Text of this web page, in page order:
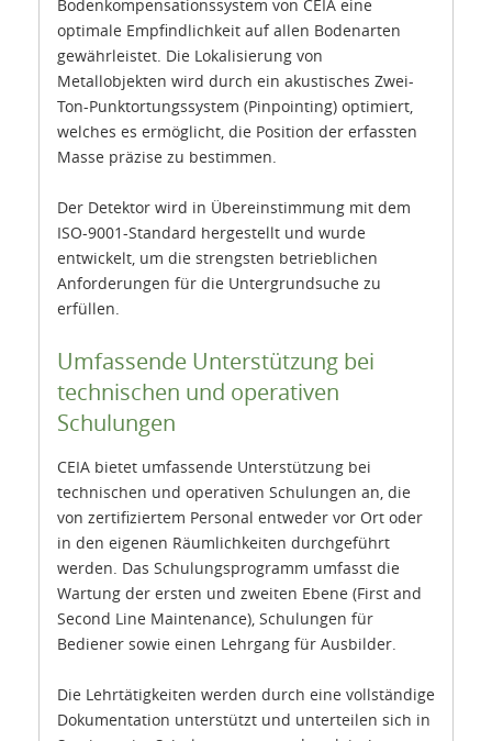
Bodenkompensationssystem von CEIA eine
optimale Empfindlichkeit auf allen Bodenarten
gewährleistet. Die Lokalisierung von
Metallobjekten wird durch ein akustisches Zwei-
Ton-Punktortungssystem (Pinpointing) optimiert,
welches es ermöglicht, die Position der erfassten
Masse präzise zu bestimmen.
Der Detektor wird in Übereinstimmung mit dem
ISO-9001-Standard hergestellt und wurde
entwickelt, um die strengsten betrieblichen
Anforderungen für die Untergrundsuche zu
erfüllen.
Umfassende Unterstützung bei
technischen und operativen
Schulungen
CEIA bietet umfassende Unterstützung bei
technischen und operativen Schulungen an, die
von zertifiziertem Personal entweder vor Ort oder
in den eigenen Räumlichkeiten durchgeführt
werden. Das Schulungsprogramm umfasst die
Wartung der ersten und zweiten Ebene (First and
Second Line Maintenance), Schulungen für
Bediener sowie einen Lehrgang für Ausbilder.
Die Lehrtätigkeiten werden durch eine vollständige
Dokumentation unterstützt und unterteilen sich in